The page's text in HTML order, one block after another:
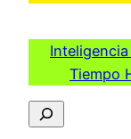
Tiempo
Buscar